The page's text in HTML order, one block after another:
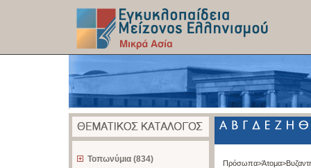
Τοπωνύμια (834)
Πρόσωπα>Άτομα>